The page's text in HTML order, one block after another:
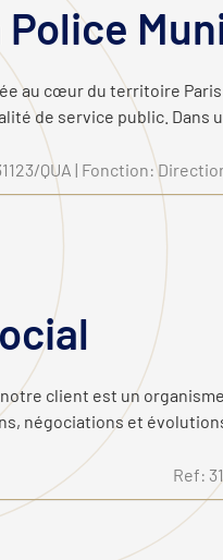
au cœur du territoire
de service public. Dans
QUA | Fonction:
client est un
négociations et
Ref: